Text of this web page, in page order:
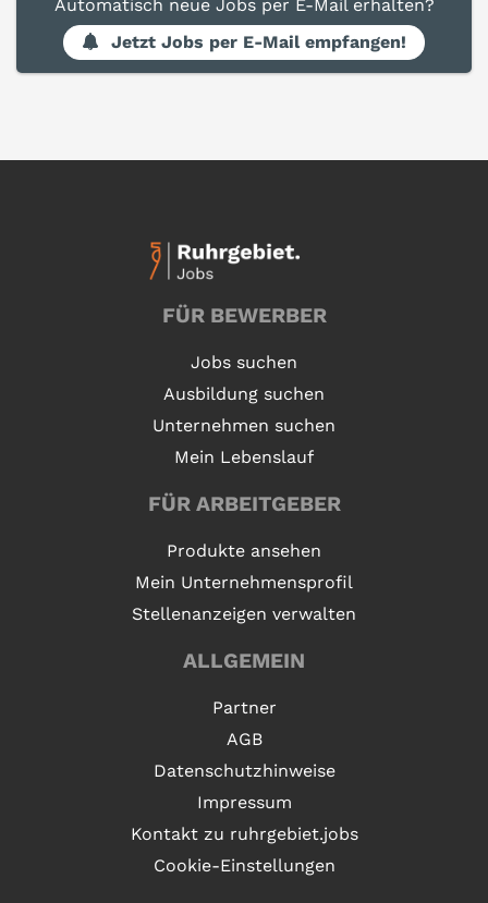
Automatisch neue Jobs per E-Mail erhalten?
Jetzt Jobs per E-Mail empfangen!
FÜR BEWERBER
Jobs suchen
Ausbildung suchen
Unternehmen suchen
Mein Lebenslauf
FÜR ARBEITGEBER
Produkte ansehen
Mein Unternehmensprofil
Stellenanzeigen verwalten
ALLGEMEIN
Partner
AGB
Datenschutzhinweise
Impressum
Kontakt zu ruhrgebiet.jobs
Cookie-Einstellungen